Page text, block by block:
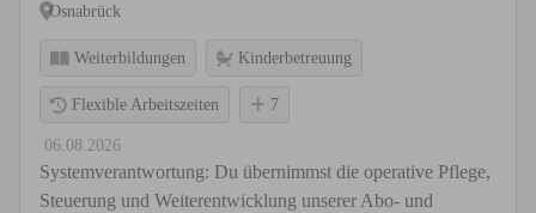
Osnabrück
Weiterbildungen Kinderbetreuung
Flexible Arbeitszeiten 7
06.08.2026
Systemverantwortung: Du übernimmst die operative Pflege,
Steuerung und Weiterentwicklung unserer Abo- und